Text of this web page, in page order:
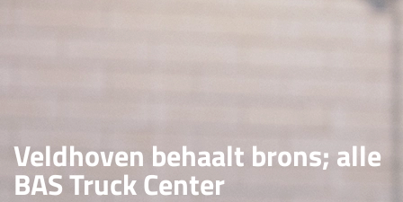
Veldhoven behaalt brons; alle
BAS Truck Center